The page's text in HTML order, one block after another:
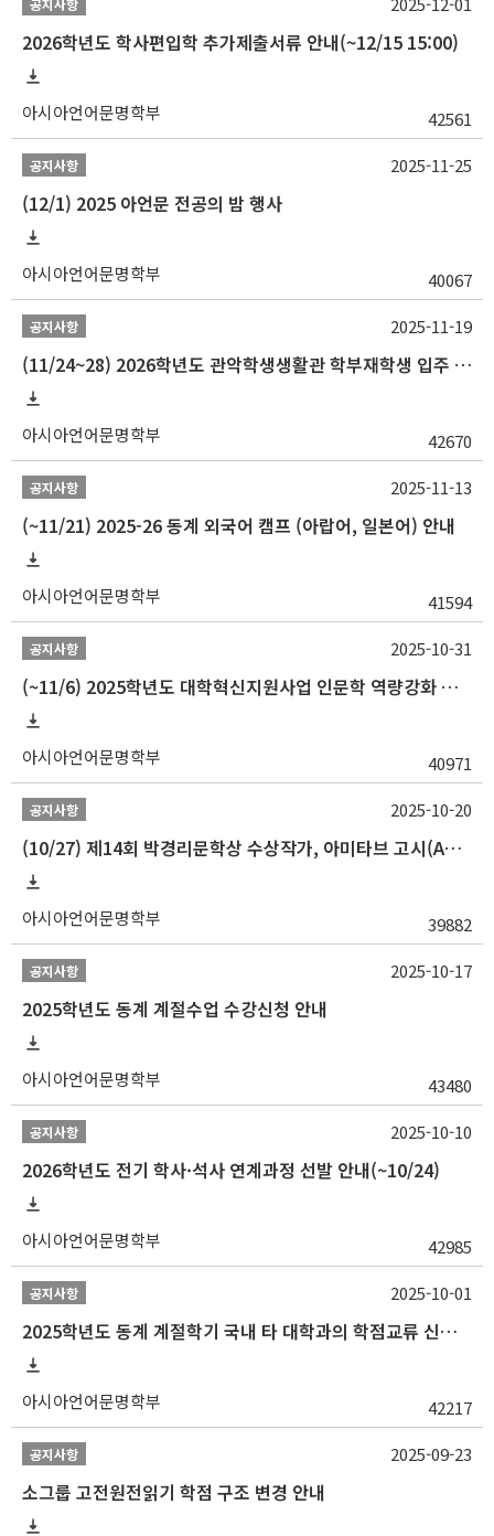
공지사항
2026학년도 학사편입학 추가제출서류 안내(~12/15 15:00)
아시아언어문명학부 42561
공지사항
(12/1) 2025 아언문 전공의 밤 행사
아시아언어문명학부 40067
2025-11-25
공지사항
(11/24~28) 2026학년도 관악학생생활관 학부재학생 입주 신청 일정 안내
아시아언어문명학부 42670
2025-11-19
공지사항
(~11/21) 2025-26 동계 외국어 캠프 (아랍어, 일본어) 안내
아시아언어문명학부 41594
2025-11-13
공지사항
(~11/6) 2025학년도 대학혁신지원사업 인문학 역량강화 동계 인턴십 참가자 선발 안내
아시아언어문명학부 40971
2025-10-31
공지사항
(10/27) 제14회 박경리문학상 수상작가, 아미타브 고시(Amitav Ghosh) 강연 안내
아시아언어문명학부 39882
2025-10-20
공지사항
2025학년도 동계 계절수업 수강신청 안내
아시아언어문명학부 43480
2025-10-17
공지사항
2026학년도 전기 학사·석사 연계과정 선발 안내(~10/24)
아시아언어문명학부 42985
2025-10-10
공지사항
2025학년도 동계 계절학기 국내 타 대학과의 학점교류 신청 안내
아시아언어문명학부 42217
2025-10-01
공지사항
소그룹 고전원전읽기 학점 구조 변경 안내
2025-09-23